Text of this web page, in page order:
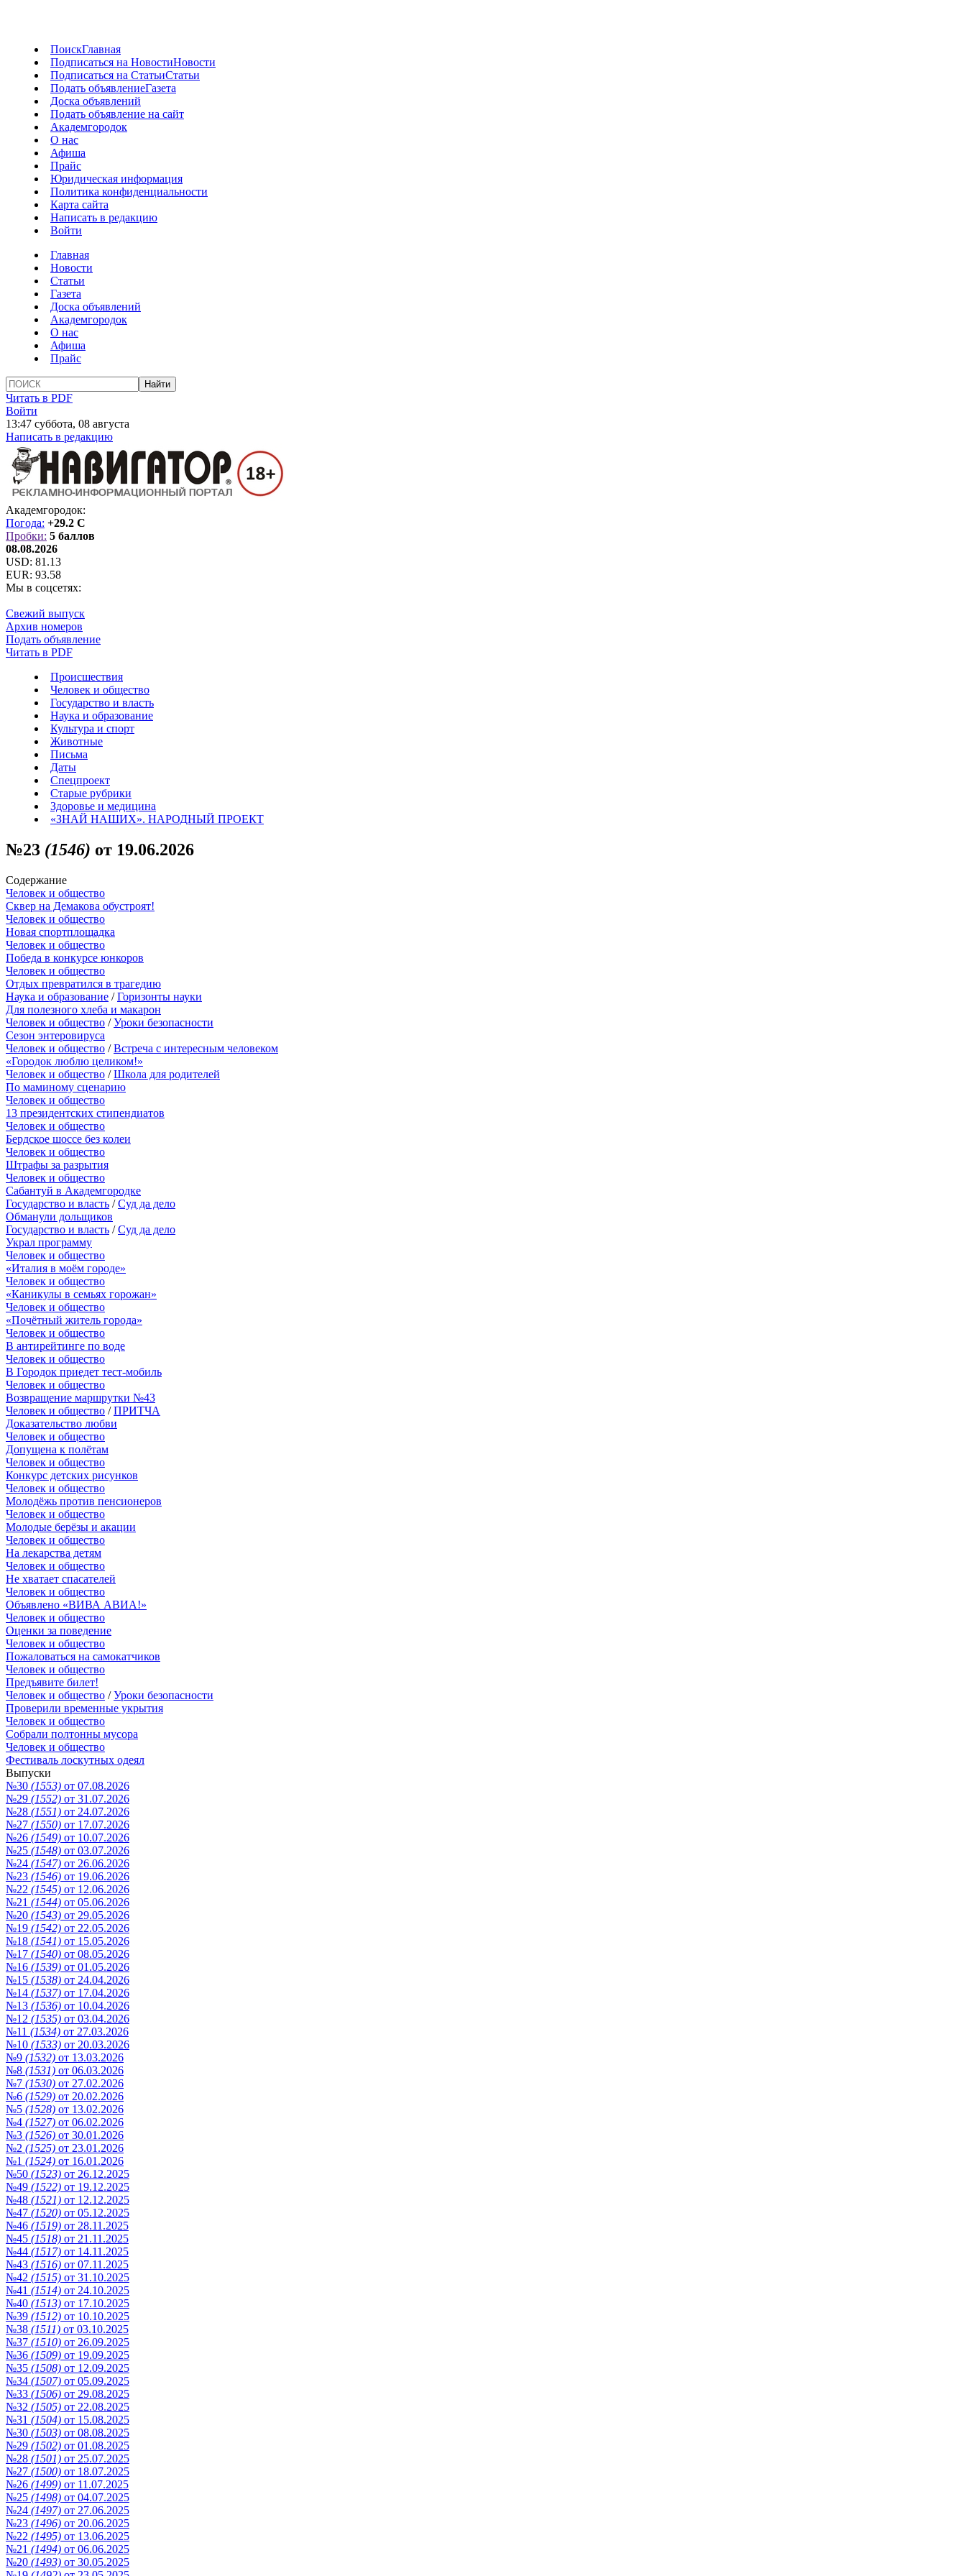
ПоискГлавная
Подписаться на НовостиНовости
Подписаться на СтатьиСтатьи
Подать объявлениеГазета
Доска объявлений
Подать объявление на сайт
Академгородок
О нас
Афиша
Прайс
Юридическая информация
Политика конфиденциальности
Карта сайта
Написать в редакцию
Войти
Главная
Новости
Статьи
Газета
Доска объявлений
Академгородок
О нас
Афиша
Прайс
Читать в PDF
Войти
13:47 суббота, 08 августа
Написать в редакцию
Академгородок:
Погода: +29.2 C
Пробки: 5 баллов
08.08.2026
USD: 81.13
EUR: 93.58
Мы в соцсетях:
Свежий выпуск
Архив номеров
Подать объявление
Читать в PDF
Происшествия
Человек и общество
Государство и власть
Наука и образование
Культура и спорт
Животные
Письма
Даты
Спецпроект
Старые рубрики
Здоровье и медицина
«ЗНАЙ НАШИХ». НАРОДНЫЙ ПРОЕКТ
№23 (1546) от 19.06.2026
Содержание
Человек и общество
Сквер на Демакова обустроят!
Человек и общество
Новая спортплощадка
Человек и общество
Победа в конкурсе юнкоров
Человек и общество
Отдых превратился в трагедию
Наука и образование /Горизонты науки
Для полезного хлеба и макарон
Человек и общество /Уроки безопасности
Сезон энтеровируса
Человек и общество /Встреча с интересным человеком
«Городок люблю целиком!»
Человек и общество /Школа для родителей
По маминому сценарию
Человек и общество
13 президентских стипендиатов
Человек и общество
Бердское шоссе без колеи
Человек и общество
Штрафы за разрытия
Человек и общество
Сабантуй в Академгородке
Государство и власть /Суд да дело
Обманули дольщиков
Государство и власть /Суд да дело
Украл программу
Человек и общество
«Италия в моём городе»
Человек и общество
«Каникулы в семьях горожан»
Человек и общество
«Почётный житель города»
Человек и общество
В антирейтинге по воде
Человек и общество
В Городок приедет тест-мобиль
Человек и общество
Возвращение маршрутки №43
Человек и общество /ПРИТЧА
Доказательство любви
Человек и общество
Допущена к полётам
Человек и общество
Конкурс детских рисунков
Человек и общество
Молодёжь против пенсионеров
Человек и общество
Молодые берёзы и акации
Человек и общество
На лекарства детям
Человек и общество
Не хватает спасателей
Человек и общество
Объявлено «ВИВА АВИА!»
Человек и общество
Оценки за поведение
Человек и общество
Пожаловаться на самокатчиков
Человек и общество
Предъявите билет!
Человек и общество /Уроки безопасности
Проверили временные укрытия
Человек и общество
Собрали полтонны мусора
Человек и общество
Фестиваль лоскутных одеял
Выпуски
№30 (1553) от 07.08.2026
№29 (1552) от 31.07.2026
№28 (1551) от 24.07.2026
№27 (1550) от 17.07.2026
№26 (1549) от 10.07.2026
№25 (1548) от 03.07.2026
№24 (1547) от 26.06.2026
№23 (1546) от 19.06.2026
№22 (1545) от 12.06.2026
№21 (1544) от 05.06.2026
№20 (1543) от 29.05.2026
№19 (1542) от 22.05.2026
№18 (1541) от 15.05.2026
№17 (1540) от 08.05.2026
№16 (1539) от 01.05.2026
№15 (1538) от 24.04.2026
№14 (1537) от 17.04.2026
№13 (1536) от 10.04.2026
№12 (1535) от 03.04.2026
№11 (1534) от 27.03.2026
№10 (1533) от 20.03.2026
№9 (1532) от 13.03.2026
№8 (1531) от 06.03.2026
№7 (1530) от 27.02.2026
№6 (1529) от 20.02.2026
№5 (1528) от 13.02.2026
№4 (1527) от 06.02.2026
№3 (1526) от 30.01.2026
№2 (1525) от 23.01.2026
№1 (1524) от 16.01.2026
№50 (1523) от 26.12.2025
№49 (1522) от 19.12.2025
№48 (1521) от 12.12.2025
№47 (1520) от 05.12.2025
№46 (1519) от 28.11.2025
№45 (1518) от 21.11.2025
№44 (1517) от 14.11.2025
№43 (1516) от 07.11.2025
№42 (1515) от 31.10.2025
№41 (1514) от 24.10.2025
№40 (1513) от 17.10.2025
№39 (1512) от 10.10.2025
№38 (1511) от 03.10.2025
№37 (1510) от 26.09.2025
№36 (1509) от 19.09.2025
№35 (1508) от 12.09.2025
№34 (1507) от 05.09.2025
№33 (1506) от 29.08.2025
№32 (1505) от 22.08.2025
№31 (1504) от 15.08.2025
№30 (1503) от 08.08.2025
№29 (1502) от 01.08.2025
№28 (1501) от 25.07.2025
№27 (1500) от 18.07.2025
№26 (1499) от 11.07.2025
№25 (1498) от 04.07.2025
№24 (1497) от 27.06.2025
№23 (1496) от 20.06.2025
№22 (1495) от 13.06.2025
№21 (1494) от 06.06.2025
№20 (1493) от 30.05.2025